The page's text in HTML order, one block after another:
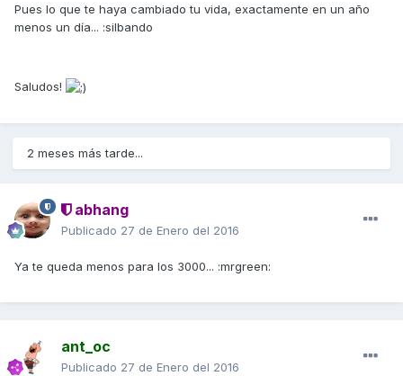
Pues lo que te haya cambiado tu vida, exactamente en un año
menos un día... :silbando
Saludos!
2 meses más tarde...
abhang
Publicado 27 de Enero del 2016
Ya te queda menos para los 3000... :mrgreen:
ant_oc
Publicado 27 de Enero del 2016